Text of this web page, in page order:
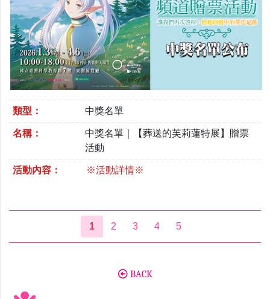
類型： 中獎名單
名稱：
中獎名單｜【葬送的芙莉蓮特展】贈票
活動
活動內容： ※活動詳情※
1 2 3 4 5
BACK